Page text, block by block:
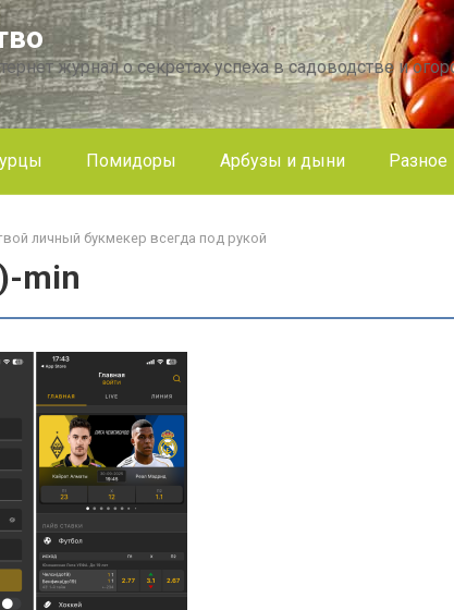
журнал о секретах успеха в садоводстве и
Помидоры Арбузы и дыни Разное
личный букмекер всегда под рукой
min